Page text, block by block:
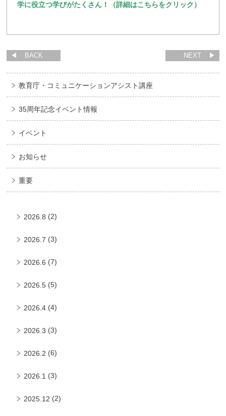
学に役立つ学びがたくさん！（詳細はこちらをクリック）
BACK NEXT
教育庁・コミュニケーションアシスト講座
35周年記念イベント情報
イベント
お知らせ
重要
2026.8 (2)
2026.7 (3)
2026.6 (7)
2026.5 (5)
2026.4 (4)
2026.3 (3)
2026.2 (6)
2026.1 (3)
2025.12 (2)